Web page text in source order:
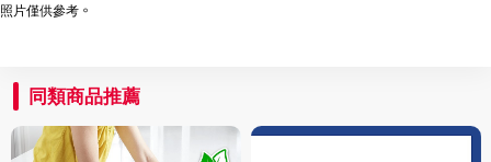
照片僅供參考。
同類商品推薦